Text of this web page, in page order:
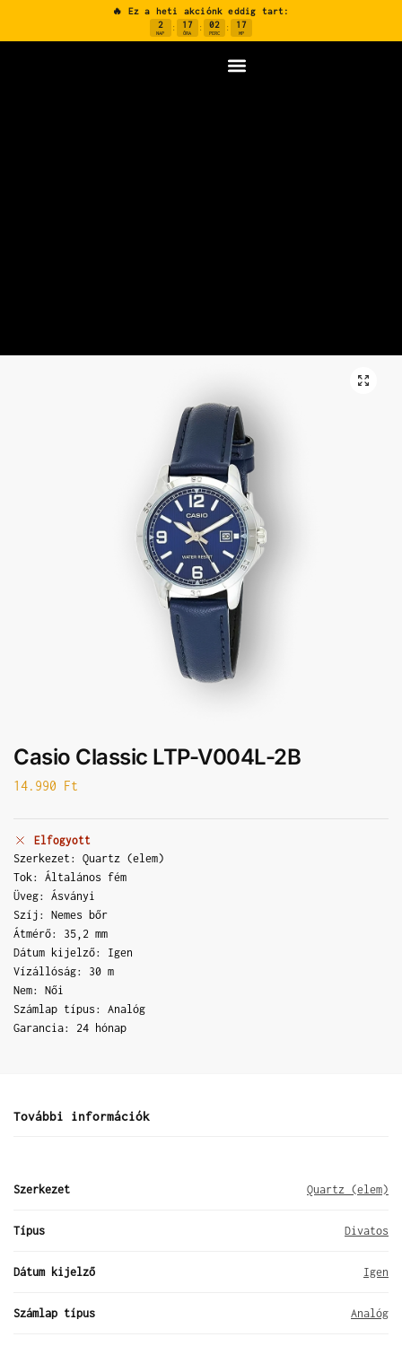
🔥 Ez a heti akciónk eddig tart:
2
NAP
: 17
ÓRA
: 02
PERC
: 16
MP
Casio Classic LTP-V004L-2B
14.990 Ft
Elfogyott
Szerkezet: Quartz (elem)
Tok: Általános fém
Üveg: Ásványi
Szíj: Nemes bőr
Átmérő: 35,2 mm
Dátum kijelző: Igen
Vízállóság: 30 m
Nem: Női
Számlap típus: Analóg
Garancia: 24 hónap
További információk
Szerkezet Quartz (elem)
Típus Divatos
Dátum kijelző Igen
Számlap típus Analóg